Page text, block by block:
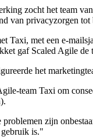
zocht het team
van privacyzorgen
Taxi, met een e-
gaf Scaled Agile
het
team Taxi om
problemen zijn
is."